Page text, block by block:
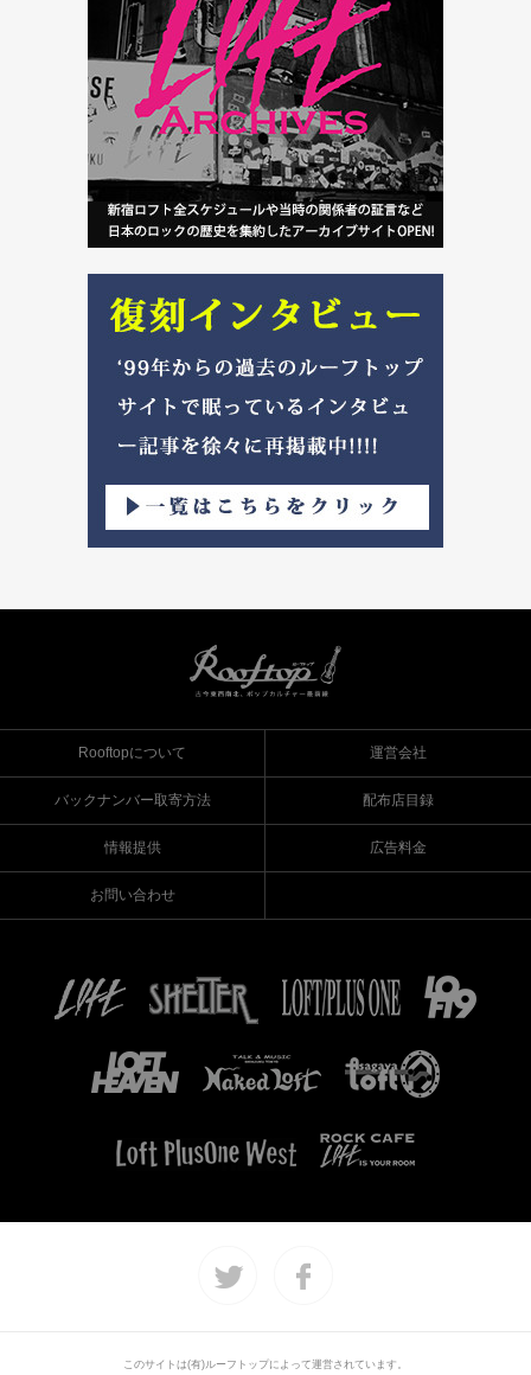
Rooftopについて 運営会社
バックナンバー取寄方法 配布店目録
情報提供 広告料金
お問い合わせ
このサイトは(有)ルーフトップによって運営されています。